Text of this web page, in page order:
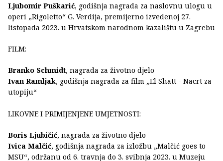
Ljubomir Puškarić, godišnja nagrada za naslovnu ulogu u
operi „Rigoletto“ G. Verdija, premijerno izvedenoj 27.
listopada 2023. u Hrvatskom narodnom kazalištu u Zagrebu
FILM:
Branko Schmidt, nagrada za životno djelo
Ivan Ramljak, godišnja nagrada za film „El Shatt - Nacrt za
utopiju“
LIKOVNE I PRIMIJENJENE UMJETNOSTI:
Boris Ljubičić, nagrada za životno djelo
Ivica Malčić, godišnja nagrada za izložbu „Malčić goes to
MSU“, održanu od 6. travnja do 3. svibnja 2023. u Muzeju